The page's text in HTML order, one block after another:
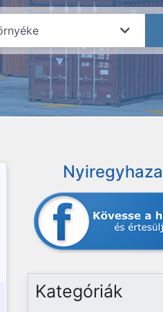
Kategóriák